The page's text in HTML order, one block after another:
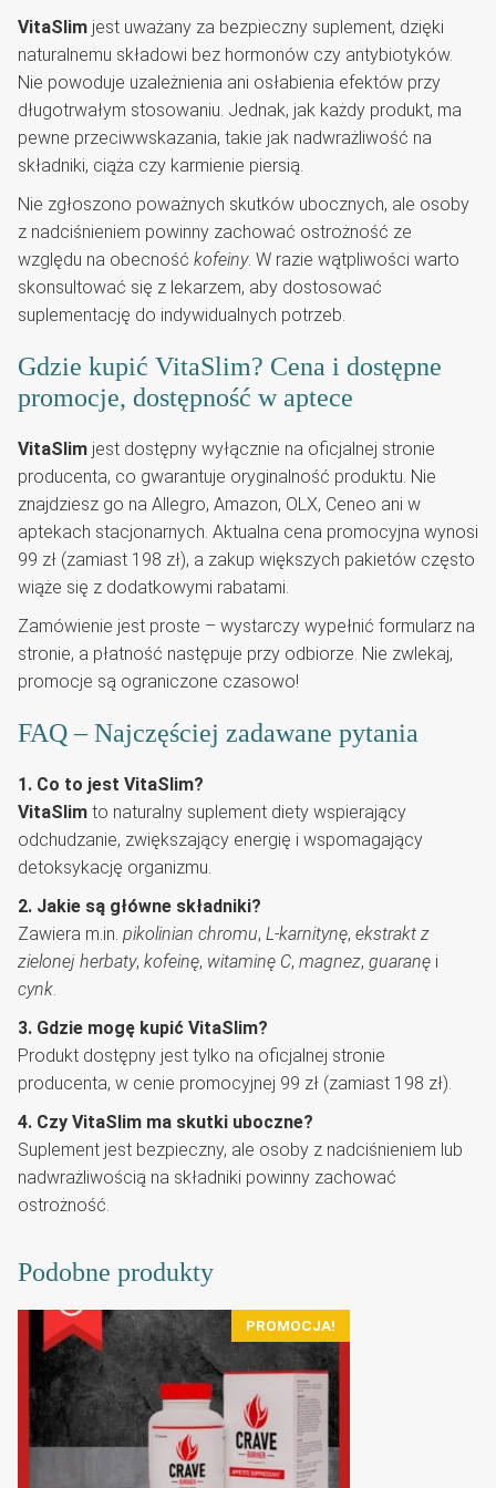
VitaSlim jest uważany za bezpieczny suplement, dzięki
naturalnemu składowi bez hormonów czy antybiotyków.
Nie powoduje uzależnienia ani osłabienia efektów przy
długotrwałym stosowaniu. Jednak, jak każdy produkt, ma
pewne przeciwwskazania, takie jak nadwrażliwość na
składniki, ciąża czy karmienie piersią.
Nie zgłoszono poważnych skutków ubocznych, ale osoby
z nadciśnieniem powinny zachować ostrożność ze
względu na obecność kofeiny. W razie wątpliwości warto
skonsultować się z lekarzem, aby dostosować
suplementację do indywidualnych potrzeb.
Gdzie kupić VitaSlim? Cena i dostępne
promocje, dostępność w aptece
VitaSlim jest dostępny wyłącznie na oficjalnej stronie
producenta, co gwarantuje oryginalność produktu. Nie
znajdziesz go na Allegro, Amazon, OLX, Ceneo ani w
aptekach stacjonarnych. Aktualna cena promocyjna wynosi
99 zł (zamiast 198 zł), a zakup większych pakietów często
wiąże się z dodatkowymi rabatami.
Zamówienie jest proste – wystarczy wypełnić formularz na
stronie, a płatność następuje przy odbiorze. Nie zwlekaj,
promocje są ograniczone czasowo!
FAQ – Najczęściej zadawane pytania
1. Co to jest VitaSlim?
VitaSlim to naturalny suplement diety wspierający
odchudzanie, zwiększający energię i wspomagający
detoksykację organizmu.
2. Jakie są główne składniki?
Zawiera m.in. pikolinian chromu, L-karnitynę, ekstrakt z
zielonej herbaty, kofeinę, witaminę C, magnez, guaranę i
cynk.
3. Gdzie mogę kupić VitaSlim?
Produkt dostępny jest tylko na oficjalnej stronie
producenta, w cenie promocyjnej 99 zł (zamiast 198 zł).
4. Czy VitaSlim ma skutki uboczne?
Suplement jest bezpieczny, ale osoby z nadciśnieniem lub
nadwrażliwością na składniki powinny zachować
ostrożność.
Podobne produkty
PROMOCJA!